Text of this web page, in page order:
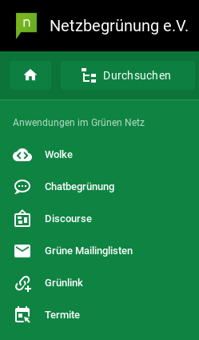
Netzbegrünung e.V.
Durchsuchen
Anwendungen im Grünen Netz
Wolke
Chatbegrünung
Discourse
Grüne Mailinglisten
Grünlink
Termite